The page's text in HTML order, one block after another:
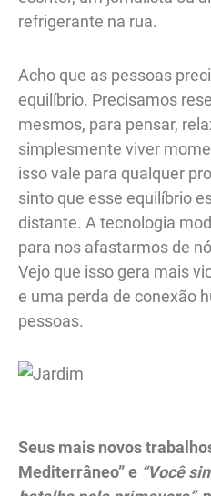
refrigerante na rua.
Acho que as pessoas
equilíbrio. Precisamos
mesmos, para pensar,
simplesmente viver
isso vale para qualquer
sinto que esse equilíbrio
distante. A tecnologia
para nos afastarmos de
Vejo que isso gera mais
e uma perda de conexão
pessoas.
Seus mais novos
Mediterrâneo” e “Você